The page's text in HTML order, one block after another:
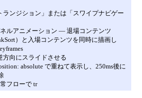
ランジション」または「スワイプナビゲー
ルアニメーション ― 退場コンテンツ
）と入場コンテンツを同時に描画し
方向にスライドさせる
absolute で重ねて表示し、250ms後に
フローで tr